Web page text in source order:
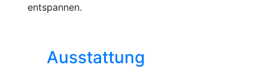
entspannen.
Ausstattung